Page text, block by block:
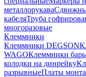
металлорукава
кабеляТруба
многоразовые
Клеммники
Клеммники DEGSON
WAGOКлеммники
колодки на динрейку
разрывныеПлаты